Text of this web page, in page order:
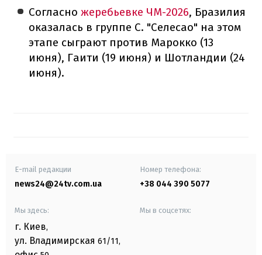
Согласножеребьевке ЧМ-2026, Бразилия
оказалась в группе C. "Селесао" на этом
этапе сыграют против Марокко (13
июня), Гаити (19 июня) и Шотландии (24
июня).
E-mail редакции
news24@24tv.com.ua
Номер телефона:
+38 044 390 5077
Мы здесь:
г. Киев,
ул. Владимирская 61/11,
Мы в соцсетях: